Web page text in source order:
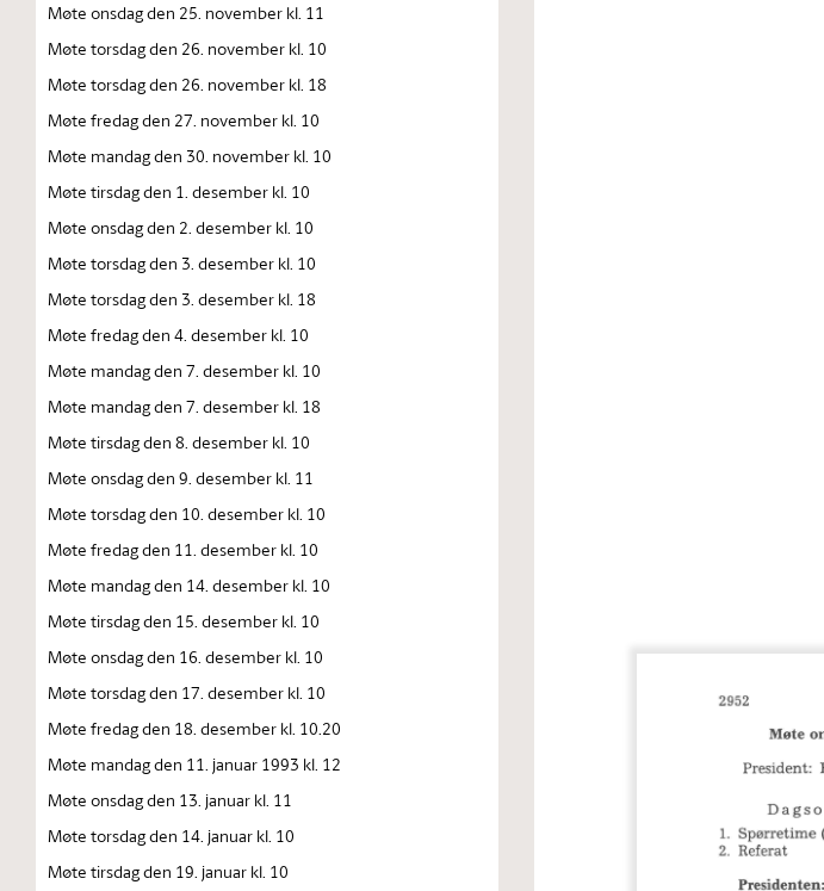
Møte onsdag den 25. november kl. 11
Møte torsdag den 26. november kl. 10
Møte torsdag den 26. november kl. 18
Møte fredag den 27. november kl. 10
Møte mandag den 30. november kl. 10
Møte tirsdag den 1. desember kl. 10
Møte onsdag den 2. desember kl. 10
Møte torsdag den 3. desember kl. 10
Møte torsdag den 3. desember kl. 18
Møte fredag den 4. desember kl. 10
Møte mandag den 7. desember kl. 10
Møte mandag den 7. desember kl. 18
Møte tirsdag den 8. desember kl. 10
Møte onsdag den 9. desember kl. 11
Møte torsdag den 10. desember kl. 10
Møte fredag den 11. desember kl. 10
Møte mandag den 14. desember kl. 10
Møte tirsdag den 15. desember kl. 10
Møte onsdag den 16. desember kl. 10
Møte torsdag den 17. desember kl. 10
Møte fredag den 18. desember kl. 10.20
Møte mandag den 11. januar 1993 kl. 12
Møte onsdag den 13. januar kl. 11
Møte torsdag den 14. januar kl. 10
Møte tirsdag den 19. januar kl. 10